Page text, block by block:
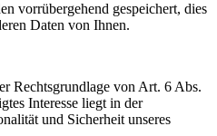
vorrübergehend gespeichert, dies
Daten von Ihnen.
Rechtsgrundlage von Art. 6 Abs.
Interesse liegt in der
und Sicherheit unseres